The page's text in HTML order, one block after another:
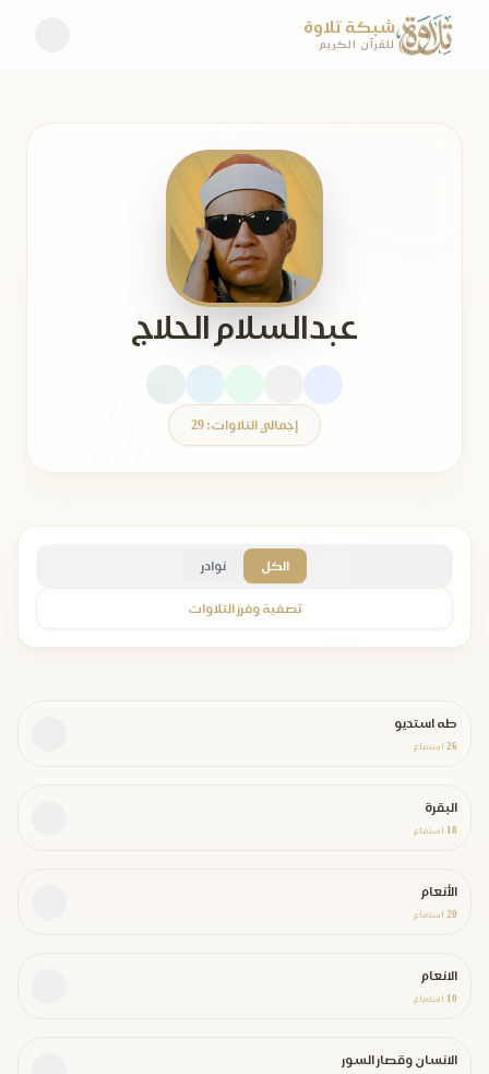
شبكة تلاوة
للقرآن الكريم
عبدالسلام الحلاج
إجمالي التلاوات: 29
الكل نوادر
تصفية وفرز التلاوات
طه استديو
26 استماع
البقرة
18 استماع
الأنعام
20 استماع
الانعام
10 استماع
الانسان وقصار السور